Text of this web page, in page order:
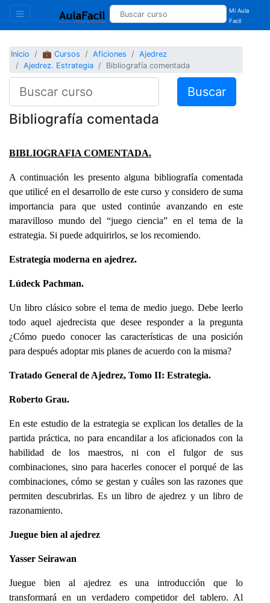
Mi Aula
Facil
Inicio 💼 Cursos Aficiones
Ajedrez
Ajedrez. Estrategia
Bibliografía comentada
Buscar
Bibliografía comentada
BIBLIOGRAFIA COMENTADA.
A continuación les presento alguna bibliografía comentada
que utilicé en el desarrollo de este curso y considero de suma
importancia para que usted continúe avanzando en este
maravilloso mundo del “juego ciencia” en el tema de la
estrategia. Si puede adquirirlos, se los recomiendo.
Estrategia moderna en ajedrez.
Lúdeck Pachman.
Un libro clásico sobre el tema de medio juego. Debe leerlo
todo aquel ajedrecista que desee responder a la pregunta
¿Cómo puedo conocer las características de una posición
para después adoptar mis planes de acuerdo con la misma?
Tratado General de Ajedrez, Tomo II: Estrategia.
Roberto Grau.
En este estudio de la estrategia se explican los detalles de la
partida práctica, no para encandilar a los aficionados con la
habilidad de los maestros, ni con el fulgor de sus
combinaciones, sino para hacerles conocer el porqué de las
combinaciones, cómo se gestan y cuáles son las razones que
permiten descubrirlas. Es un libro de ajedrez y un libro de
razonamiento.
Juegue bien al ajedrez
Yasser Seirawan
Juegue bien al ajedrez es una introducción que lo
transformará en un verdadero competidor del tablero. Al